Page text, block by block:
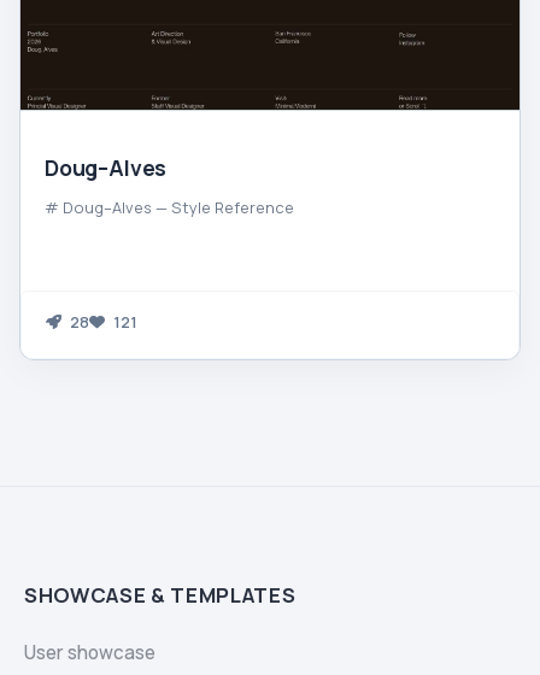
Doug–Alves
# Doug–Alves — Style Reference
28 121
SHOWCASE & TEMPLATES
User showcase